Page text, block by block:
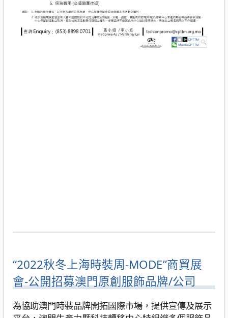
“2022秋冬上海時裝周-MODE”商貿展
會-公開招募澳門原創服飾品牌/公司
為協助澳門時裝品牌開拓國際市場，提供宣傳及展示